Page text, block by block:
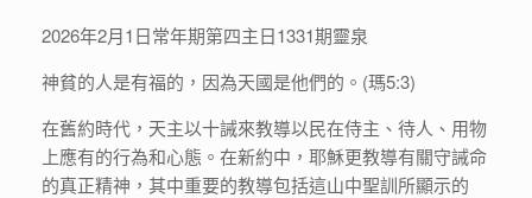
2026年2月1日常年期第四主日1331期靈泉
神貧的人是有福的，因為天國是他們的。(瑪5:3)
在舊約時代，天主以十誡來教導以民在侍主、待人、用物
上應有的行為和心態。在新約中，耶穌更教導有關守誡命
的真正精神，其中重要的教導包括這山中聖訓所顯示的